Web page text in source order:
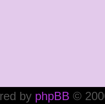
by phpBB ©